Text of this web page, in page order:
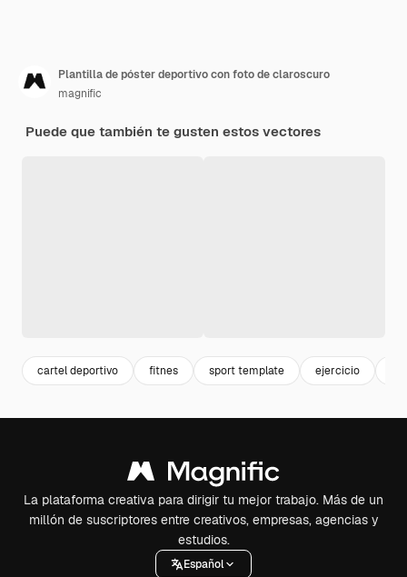
Plantilla de póster deportivo con foto de claroscuro
magnific
Puede que también te gusten estos vectores
cartel deportivo fitnes sport template ejercicio
La plataforma creativa para dirigir tu mejor trabajo. Más de un
millón de suscriptores entre creativos, empresas, agencias y
estudios.
Español